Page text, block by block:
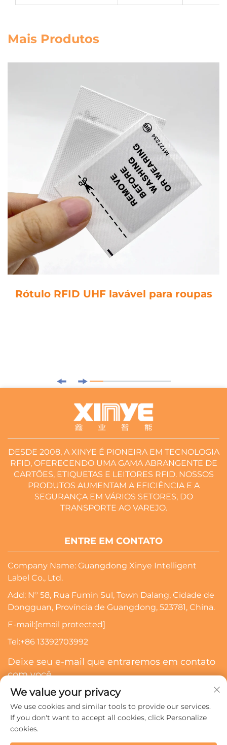
Mais Produtos
Rótulo RFID UHF lavável para roupas
DESDE 2008, A XINYE É PIONEIRA EM TECNOLOGIA
RFID, OFERECENDO UMA GAMA ABRANGENTE DE
CARTÕES, ETIQUETAS E LEITORES RFID. NOSSOS
PRODUTOS AUMENTAM A EFICIÊNCIA E A
SEGURANÇA EM VÁRIOS SETORES, DO
TRANSPORTE AO VAREJO.
ENTRE EM CONTATO
Company Name: Guangdong Xinye Intelligent
Label Co., Ltd.
Add: Nº 58, Rua Fumin Sul, Town Dalang, Cidade de
Dongguan, Província de Guangdong, 523781, China.
E-mail:[email protected]
Tel:+86 13392703992
Deixe seu e-mail que entraremos em contato
com você
We value your privacy
We use cookies and similar tools to provide our services.
If you don't want to accept all cookies, click Personalize
cookies.